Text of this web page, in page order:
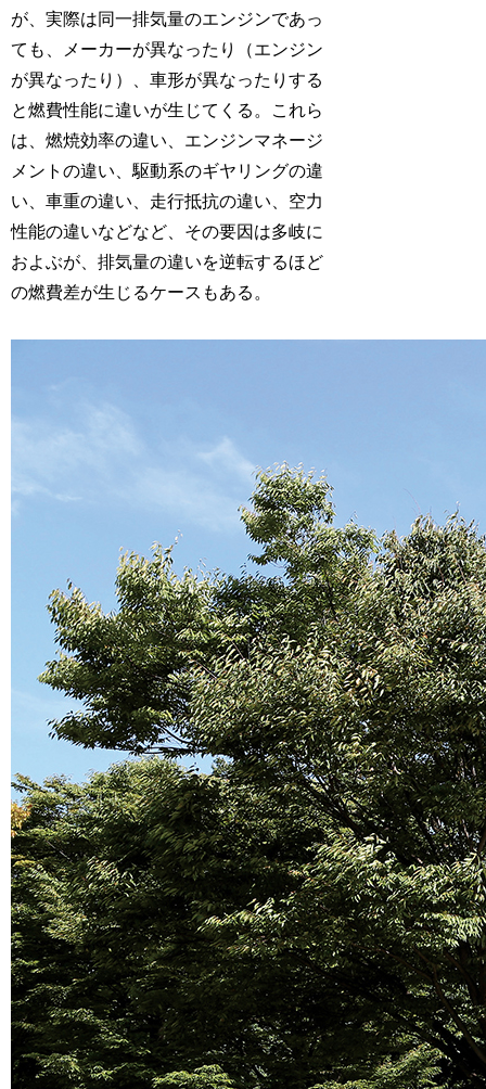
が、実際は同一排気量のエンジンであっ
ても、メーカーが異なったり（エンジン
が異なったり）、車形が異なったりする
と燃費性能に違いが生じてくる。これら
は、燃焼効率の違い、エンジンマネージ
メントの違い、駆動系のギヤリングの違
い、車重の違い、走行抵抗の違い、空力
性能の違いなどなど、その要因は多岐に
およぶが、排気量の違いを逆転するほど
の燃費差が生じるケースもある。